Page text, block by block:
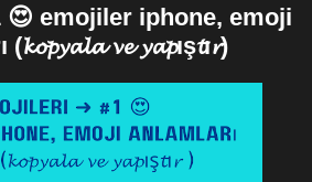
emojiler iphone, emoji
𝓿𝓮 𝔂𝓪𝓹ış𝓽ı𝓻)